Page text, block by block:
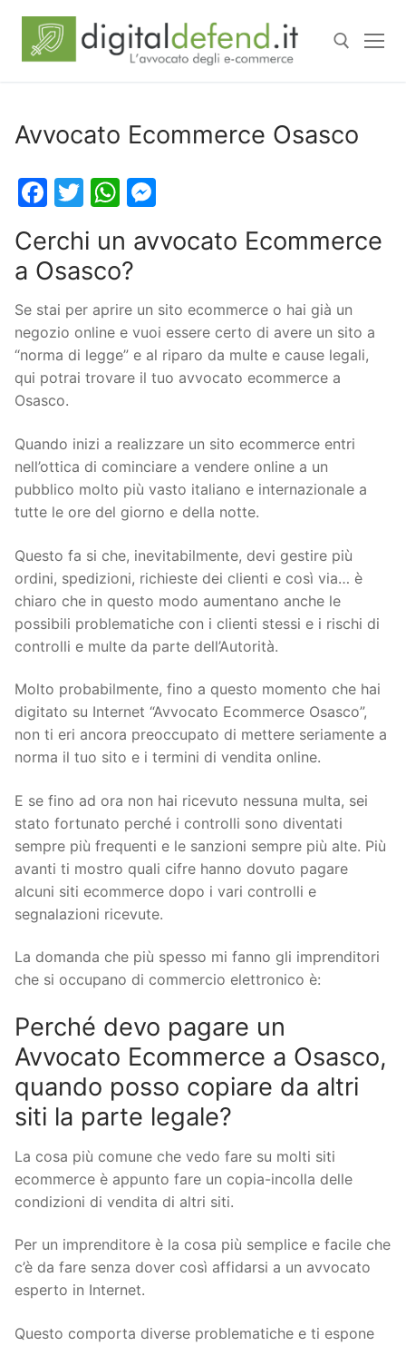
Avvocato Ecommerce Osasco
Facebook
TwitterWhatsApp
Cerchi un avvocato Ecommerce
a Osasco?
Se stai per aprire un sito ecommerce o hai già un
negozio online e vuoi essere certo di avere un sito a
“norma di legge” e al riparo da multe e cause legali,
qui potrai trovare il tuo avvocato ecommerce a
Osasco.
Quando inizi a realizzare un sito ecommerce entri
nell’ottica di cominciare a vendere online a un
pubblico molto più vasto italiano e internazionale a
tutte le ore del giorno e della notte.
Questo fa si che, inevitabilmente, devi gestire più
ordini, spedizioni, richieste dei clienti e così via… è
chiaro che in questo modo aumentano anche le
possibili problematiche con i clienti stessi e i rischi di
controlli e multe da parte dell’Autorità.
Molto probabilmente, fino a questo momento che hai
digitato su Internet “Avvocato Ecommerce Osasco”,
non ti eri ancora preoccupato di mettere seriamente a
norma il tuo sito e i termini di vendita online.
E se fino ad ora non hai ricevuto nessuna multa, sei
stato fortunato perché i controlli sono diventati
sempre più frequenti e le sanzioni sempre più alte. Più
avanti ti mostro quali cifre hanno dovuto pagare
alcuni siti ecommerce dopo i vari controlli e
segnalazioni ricevute.
La domanda che più spesso mi fanno gli imprenditori
che si occupano di commercio elettronico è:
Perché devo pagare un
Avvocato Ecommerce a Osasco,
quando posso copiare da altri
siti la parte legale?
La cosa più comune che vedo fare su molti siti
ecommerce è appunto fare un copia-incolla delle
condizioni di vendita di altri siti.
Per un imprenditore è la cosa più semplice e facile che
c’è da fare senza dover così affidarsi a un avvocato
esperto in Internet.
Questo comporta diverse problematiche e ti espone